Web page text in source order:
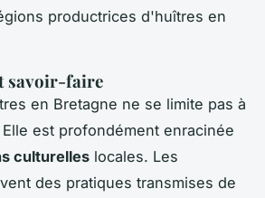
productrices d'huîtres en
savoir-faire
en Bretagne ne se limite pas à
est profondément enracinée
culturelles locales. Les
des pratiques transmises de